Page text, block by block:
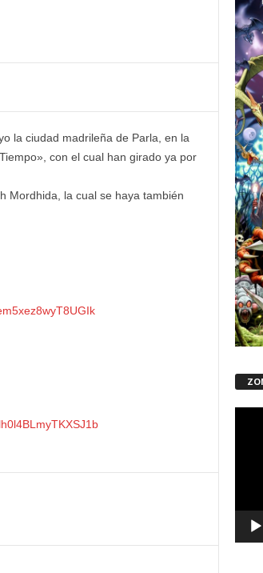
la ciudad madrileña de Parla, en la
con el cual han girado ya por
Mordhida, la cual se haya también
k